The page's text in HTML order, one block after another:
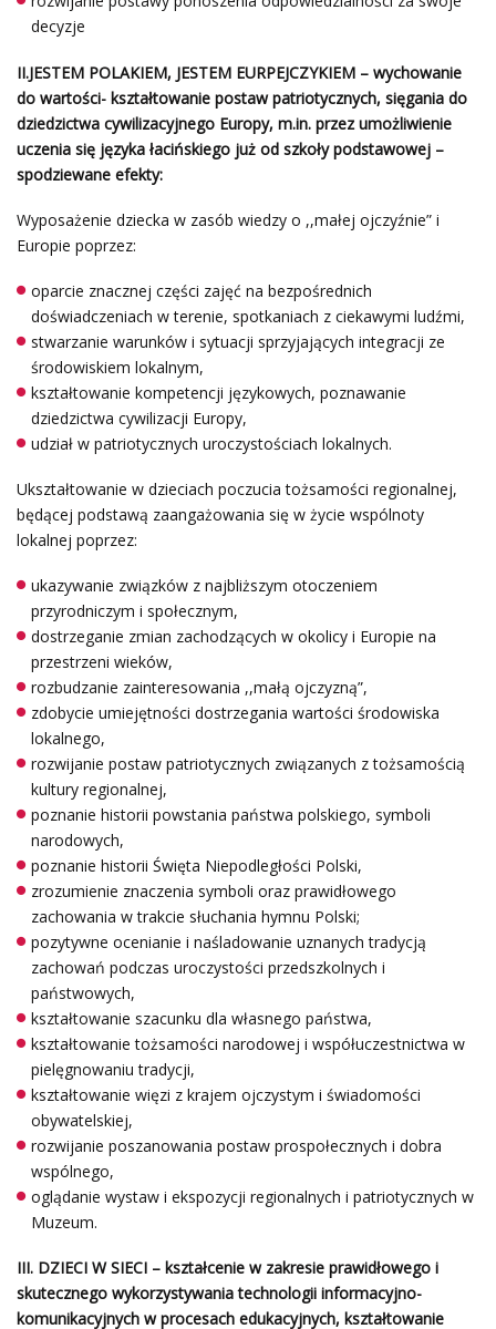
decyzje
II.JESTEM POLAKIEM, JESTEM EURPEJCZYKIEM – wychowanie
do wartości- kształtowanie postaw patriotycznych, sięgania do
dziedzictwa cywilizacyjnego Europy, m.in. przez umożliwienie
uczenia się języka łacińskiego już od szkoły podstawowej –
spodziewane efekty:
Wyposażenie dziecka w zasób wiedzy o ,,małej ojczyźnie” i
Europie poprzez:
oparcie znacznej części zajęć na bezpośrednich
doświadczeniach w terenie, spotkaniach z ciekawymi ludźmi,
stwarzanie warunków i sytuacji sprzyjających integracji ze
środowiskiem lokalnym,
kształtowanie kompetencji językowych, poznawanie
dziedzictwa cywilizacji Europy,
udział w patriotycznych uroczystościach lokalnych.
Ukształtowanie w dzieciach poczucia tożsamości regionalnej,
będącej podstawą zaangażowania się w życie wspólnoty
lokalnej poprzez:
ukazywanie związków z najbliższym otoczeniem
przyrodniczym i społecznym,
dostrzeganie zmian zachodzących w okolicy i Europie na
przestrzeni wieków,
rozbudzanie zainteresowania ,,małą ojczyzną”,
zdobycie umiejętności dostrzegania wartości środowiska
lokalnego,
rozwijanie postaw patriotycznych związanych z tożsamością
kultury regionalnej,
poznanie historii powstania państwa polskiego, symboli
narodowych,
poznanie historii Święta Niepodległości Polski,
zrozumienie znaczenia symboli oraz prawidłowego
zachowania w trakcie słuchania hymnu Polski;
pozytywne ocenianie i naśladowanie uznanych tradycją
zachowań podczas uroczystości przedszkolnych i
państwowych,
kształtowanie szacunku dla własnego państwa,
kształtowanie tożsamości narodowej i współuczestnictwa w
pielęgnowaniu tradycji,
kształtowanie więzi z krajem ojczystym i świadomości
obywatelskiej,
rozwijanie poszanowania postaw prospołecznych i dobra
wspólnego,
oglądanie wystaw i ekspozycji regionalnych i patriotycznych w
Muzeum.
III. DZIECI W SIECI – kształcenie w zakresie prawidłowego i
skutecznego wykorzystywania technologii informacyjno-
komunikacyjnych w procesach edukacyjnych, kształtowanie